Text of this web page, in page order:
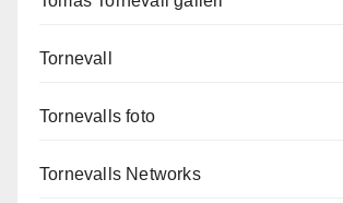
Tornevall
Tornevalls foto
Tornevalls Networks